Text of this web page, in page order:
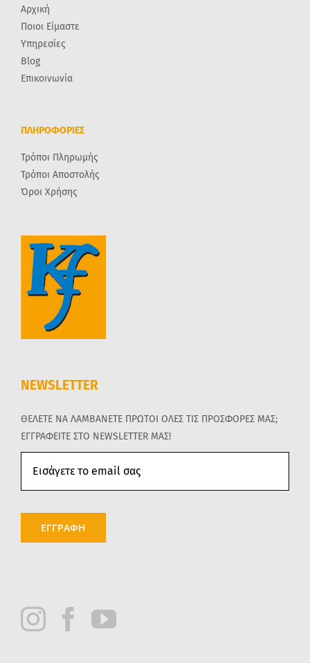
Αρχική
Ποιοι Είμαστε
Υπηρεσίες
Blog
Επικοινωνία
ΠΛΗΡΟΦΟΡΙΕΣ
Τρόποι Πληρωμής
Τρόποι Αποστολής
Όροι Χρήσης
NEWSLETTER
ΘΕΛΕΤΕ ΝΑ ΛΑΜΒΑΝΕΤΕ ΠΡΩΤΟΙ ΟΛΕΣ ΤΙΣ ΠΡΟΣΦΟΡΕΣ ΜΑΣ;
ΕΓΓΡΑΦΕΙΤΕ ΣΤΟ NEWSLETTER ΜΑΣ!
ΕΓΓΡΑΦΗ